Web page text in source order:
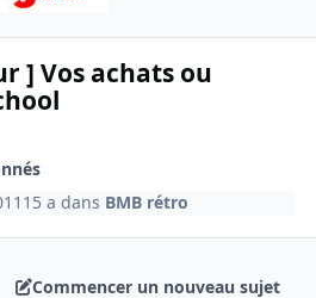
] Vos achats ou
15 a dans BMB rétro
Commencer un nouveau sujet